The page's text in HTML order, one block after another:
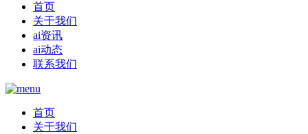
首页
关于我们
ai资讯
ai动态
联系我们
首页
关于我们